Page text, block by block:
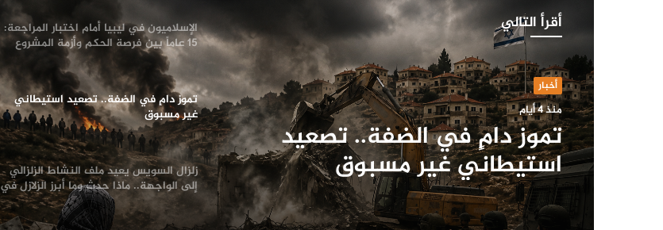
أقرأ التالي
أخبار
منذ 4 أيام
تموز دامٍ في الضفة.. تصعيد
استيطاني غير مسبوق
الإسلاميون في ليبيا أمام اختبار المراجعة:
15 عاماً بين فرصة الحكم وأزمة المشروع
تموز دامٍ في الضفة.. تصعيد استيطاني
غير مسبوق
زلزال السويس يعيد ملف النشاط الزلزالي
إلى الواجهة.. ماذا حدث وما أبرز الزلازل في
تاريخ مصر؟